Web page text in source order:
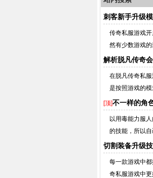
刺客新手升级
传奇私服游戏
然有少数游戏
解析脱凡传奇
在脱凡传奇私
是按照游戏的
[顶]不一样的角
以用毒能力服
的技能，所以
切割装备升级
每一款游戏中
奇私服游戏中